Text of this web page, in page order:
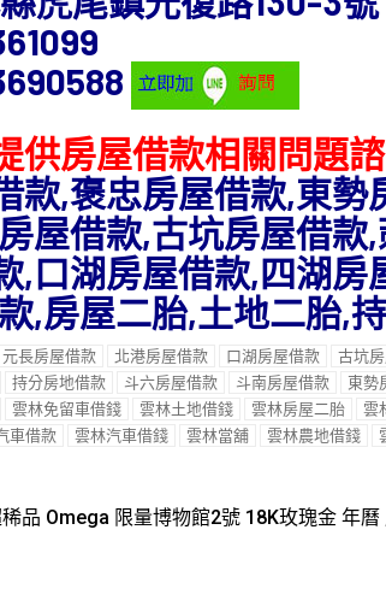
供房屋借款相關問題
款,褒忠房屋借款,東
屋借款,古坑房屋借
,口湖房屋借款,四湖
,房屋二胎,土地二胎,
元長房屋借款 北港房屋借款 口湖房屋借款 古坑
持分房地借款 斗六房屋借款 斗南房屋借款 東勢
雲林免留車借錢 雲林土地借錢 雲林房屋二胎 雲
車借款 雲林汽車借錢 雲林當舖 雲林農地借錢
品 Omega 限量博物館2號 18K玫瑰金 年曆